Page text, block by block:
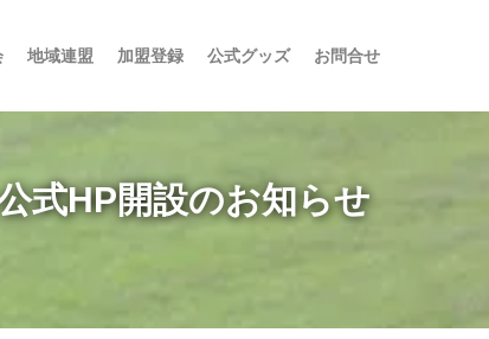
地域連盟 加盟登録 公式グッズ お問合せ
式HP開設のお知らせ